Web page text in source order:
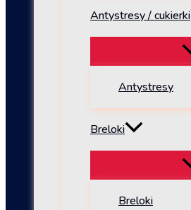
Antystresy / cukierki
Antystresy
Breloki
Breloki